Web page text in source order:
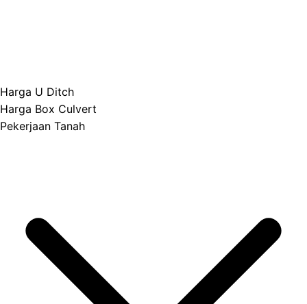
Harga U Ditch
Harga Box Culvert
Pekerjaan Tanah